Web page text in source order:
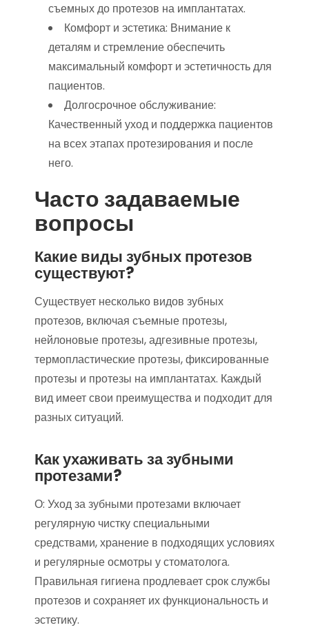
съемных до протезов на имплантатах.
Комфорт и эстетика: Внимание к
деталям и стремление обеспечить
максимальный комфорт и эстетичность для
пациентов.
Долгосрочное обслуживание:
Качественный уход и поддержка пациентов
на всех этапах протезирования и после
него.
Часто задаваемые
вопросы
Какие виды зубных протезов
существуют?
Существует несколько видов зубных
протезов, включая съемные протезы,
нейлоновые протезы, адгезивные протезы,
термопластические протезы, фиксированные
протезы и протезы на имплантатах. Каждый
вид имеет свои преимущества и подходит для
разных ситуаций.
Как ухаживать за зубными
протезами?
О: Уход за зубными протезами включает
регулярную чистку специальными
средствами, хранение в подходящих условиях
и регулярные осмотры у стоматолога.
Правильная гигиена продлевает срок службы
протезов и сохраняет их функциональность и
эстетику.